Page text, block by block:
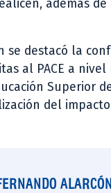
además
se destacó la
al PACE a
Superior
del